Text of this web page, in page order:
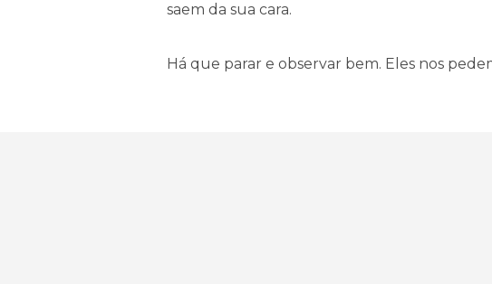
saem da sua cara.
Há que parar e observar bem. Eles nos